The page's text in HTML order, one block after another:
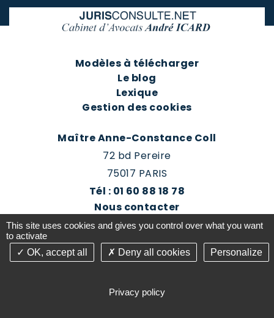
Modèles à télécharger
Le blog
Lexique
Gestion des cookies
Maître Anne-Constance Coll
72 bd Pereire
75017 PARIS
Tél : 01 60 88 18 78
Nous contacter
Prendre rendez-vous
This site uses cookies and gives you control over what you want
to activate
OK, accept all
Deny all cookies Personalize
Privacy policy